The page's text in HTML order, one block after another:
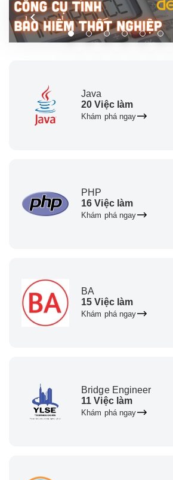
Java
20 Việc làm
Khám phá ngay
PHP
16 Việc làm
Khám phá ngay
BA
15 Việc làm
Khám phá ngay
Bridge Engineer
11 Việc làm
Khám phá ngay